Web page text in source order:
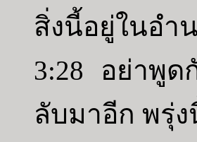
สิ่งนี้อยู่ในอำ
3:28 อย่าพูด
ลับมาอีก พรุ่ง